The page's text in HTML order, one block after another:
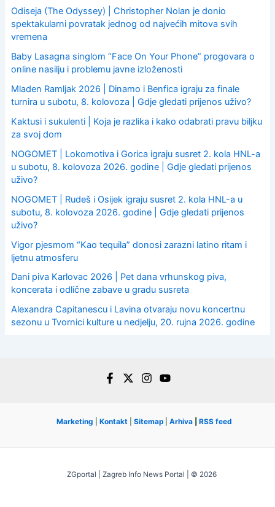
Odiseja (The Odyssey) | Christopher Nolan je donio
spektakularni povratak jednog od najvećih mitova svih
vremena
Baby Lasagna singlom “Face On Your Phone” progovara o
online nasilju i problemu javne izloženosti
Mladen Ramljak 2026 | Dinamo i Benfica igraju za finale
turnira u subotu, 8. kolovoza | Gdje gledati prijenos uživo?
Kaktusi i sukulenti | Koja je razlika i kako odabrati pravu biljku
za svoj dom
NOGOMET | Lokomotiva i Gorica igraju susret 2. kola HNL-a
u subotu, 8. kolovoza 2026. godine | Gdje gledati prijenos
uživo?
NOGOMET | Rudeš i Osijek igraju susret 2. kola HNL-a u
subotu, 8. kolovoza 2026. godine | Gdje gledati prijenos
uživo?
Vigor pjesmom “Kao tequila” donosi zarazni latino ritam i
ljetnu atmosferu
Dani piva Karlovac 2026 | Pet dana vrhunskog piva,
koncerata i odlične zabave u gradu susreta
Alexandra Capitanescu i Lavina otvaraju novu koncertnu
sezonu u Tvornici kulture u nedjelju, 20. rujna 2026. godine
Marketing Kontakt Sitemap Arhiva RSS feed
ZGportal | Zagreb Info News Portal | © 2026